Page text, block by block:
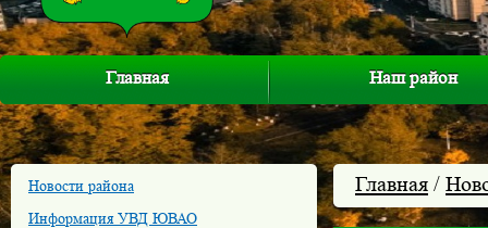
Главная Наш район
Новости района
Информация УВД ЮВАО
Главная /